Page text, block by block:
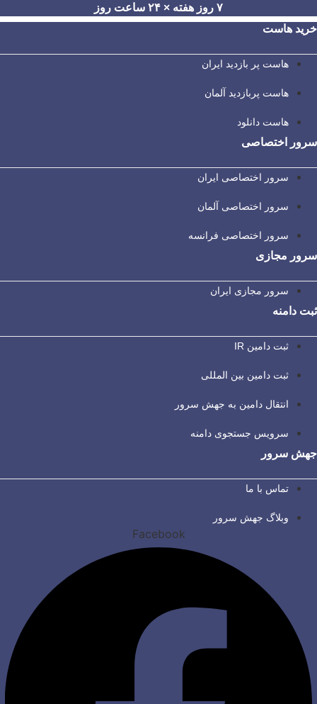
۷ روز هفته × ۲۴ ساعت روز
خرید هاست
هاست پر بازدید ایران
هاست پربازدید آلمان
هاست دانلود
سرور اختصاصی
سرور اختصاصی ایران
سرور اختصاصی آلمان
سرور اختصاصی فرانسه
سرور مجازی
سرور مجازی ایران
ثبت دامنه
ثبت دامین IR
ثبت دامین بین المللی
انتقال دامین به جهش سرور
سرویس جستجوی دامنه
جهش سرور
تماس با ما
وبلاگ جهش سرور
Facebook